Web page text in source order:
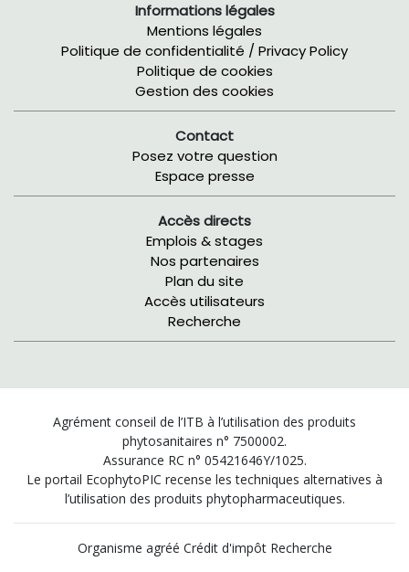
Informations légales
Mentions légales
Politique de confidentialité / Privacy Policy
Politique de cookies
Gestion des cookies
Contact
Posez votre question
Espace presse
Accès directs
Emplois & stages
Nos partenaires
Plan du site
Accès utilisateurs
Recherche
Agrément conseil de l’ITB à l’utilisation des produits
phytosanitaires n° 7500002.
Assurance RC n° 05421646Y/1025.
Le portail EcophytoPIC recense les techniques alternatives à
l’utilisation des produits phytopharmaceutiques.
Organisme agréé Crédit d'impôt Recherche